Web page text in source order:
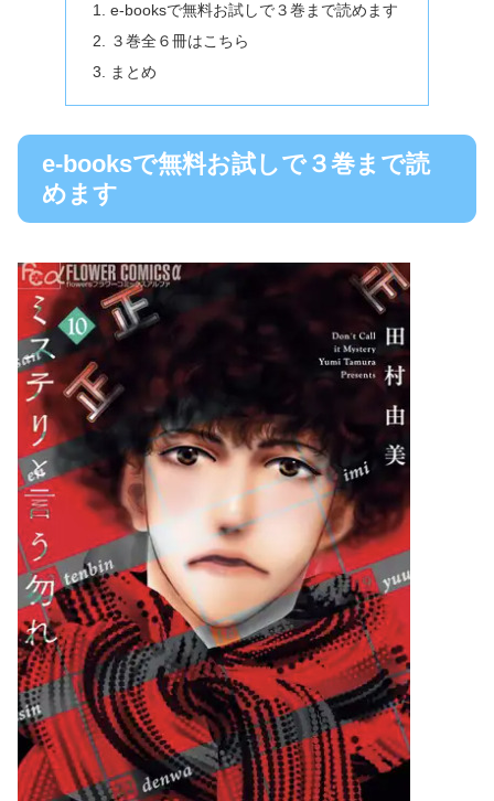
e-booksで無料お試しで３巻まで読めます
３巻全６冊はこちら
まとめ
e-booksで無料お試しで３巻まで読
めます